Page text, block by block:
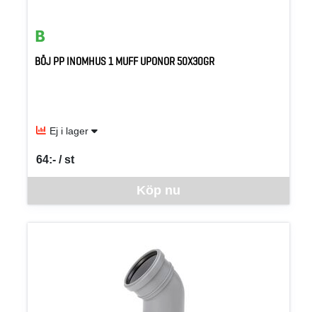
BÖJ PP INOMHUS 1 MUFF UPONOR 50X30GR
Ej i lager
Köp nu
64:- / st
SEK per ST